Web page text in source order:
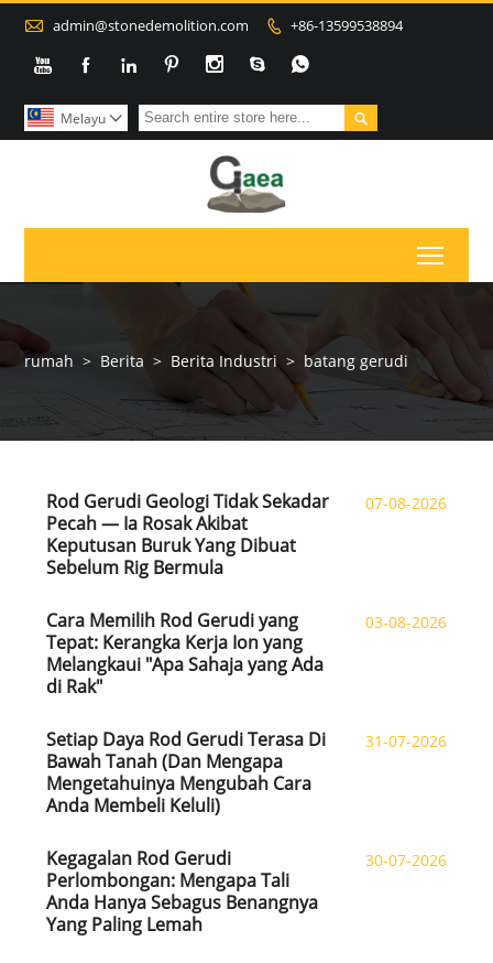
 admin@stonedemolition.com  +86-13599538894
      

Melayu 
rumah > Berita > Berita Industri > batang gerudi
Rod Gerudi Geologi Tidak Sekadar
Pecah — Ia Rosak Akibat
Keputusan Buruk Yang Dibuat
Sebelum Rig Bermula
07-08-2026
Cara Memilih Rod Gerudi yang
Tepat: Kerangka Kerja Ion yang
Melangkaui "Apa Sahaja yang Ada
di Rak"
03-08-2026
Setiap Daya Rod Gerudi Terasa Di
Bawah Tanah (Dan Mengapa
Mengetahuinya Mengubah Cara
Anda Membeli Keluli)
31-07-2026
Kegagalan Rod Gerudi
Perlombongan: Mengapa Tali
Anda Hanya Sebagus Benangnya
Yang Paling Lemah
30-07-2026